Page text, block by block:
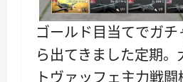
ゴールド目当てでガ
ら出てきました定期。
トヴァッフェ主力戦